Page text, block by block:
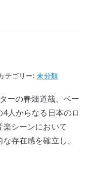
テゴリー:未分類
ーの春畑道哉、ベー
人からなる日本のロ
シーンにおいて
存在感を確立し、